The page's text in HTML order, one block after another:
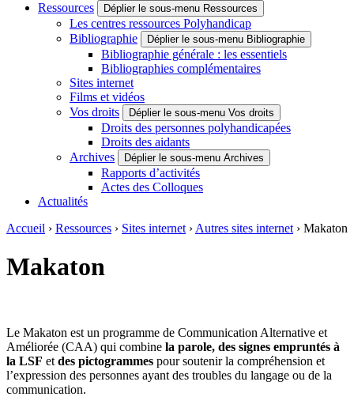
Ressources
Déplier le sous-menu Ressources
Les centres ressources Polyhandicap
Bibliographie
Déplier le sous-menu Bibliographie
Bibliographie générale : les essentiels
Bibliographies complémentaires
Sites internet
Films et vidéos
Vos droits
Déplier le sous-menu Vos droits
Droits des personnes polyhandicapées
Droits des aidants
Archives
Déplier le sous-menu Archives
Rapports d’activités
Actes des Colloques
Actualités
Accueil › Ressources › Sites internet › Autres sites internet › Makaton
Makaton
Le Makaton est un programme de Communication Alternative et
Améliorée (CAA) qui combine la parole, des signes empruntés à
la LSF et des pictogrammes pour soutenir la compréhension et
l’expression des personnes ayant des troubles du langage ou de la
communication.